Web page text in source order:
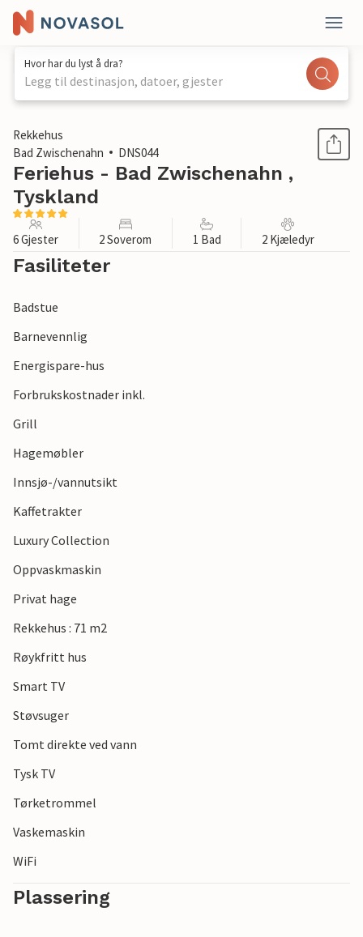
Hvor har du lyst å dra?
Legg til destinasjon, datoer, gjester
1 / 1
Rekkehus
Bad Zwischenahn
DNS044
Feriehus - Bad Zwischenahn ,
Tyskland
6 Gjester 2 Soverom 1 Bad 2 Kjæledyr
Fasiliteter
Badstue
Barnevennlig
Energispare-hus
Forbrukskostnader inkl.
Grill
Hagemøbler
Innsjø-/vannutsikt
Kaffetrakter
Luxury Collection
Oppvaskmaskin
Privat hage
Rekkehus : 71 m2
Røykfritt hus
Smart TV
Støvsuger
Tomt direkte ved vann
Tysk TV
Tørketrommel
Vaskemaskin
WiFi
Plassering